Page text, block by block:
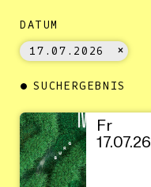
DATUM
17.07.2026
SUCHERGEBNIS
Fr
17.07.26